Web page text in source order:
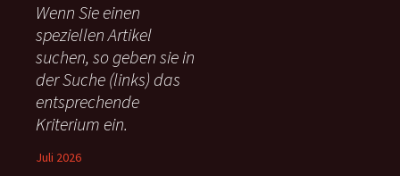
n
n
a
c
:
Wenn Sie einen
speziellen Artikel
suchen, so geben sie in
der Suche (links) das
entsprechende
Kriterium ein.
Juli 2026